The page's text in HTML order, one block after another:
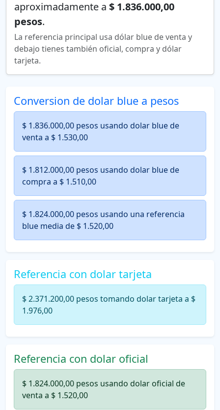
aproximadamente a $ 1.836.000,00
pesos.
La referencia principal usa dólar blue de venta y
debajo tienes también oficial, compra y dólar
tarjeta.
Conversion de dolar blue a pesos
$ 1.836.000,00 pesos usando dolar blue de
venta a $ 1.530,00
$ 1.812.000,00 pesos usando dolar blue de
compra a $ 1.510,00
$ 1.824.000,00 pesos usando una referencia
blue media de $ 1.520,00
Referencia con dolar tarjeta
$ 2.371.200,00 pesos tomando dolar tarjeta a $
1.976,00
Referencia con dolar oficial
$ 1.824.000,00 pesos usando dolar oficial de
venta a $ 1.520,00